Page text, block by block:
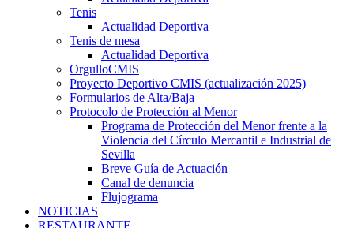
Tenis
Actualidad Deportiva
Tenis de mesa
Actualidad Deportiva
OrgulloCMIS
Proyecto Deportivo CMIS (actualización 2025)
Formularios de Alta/Baja
Protocolo de Protección al Menor
Programa de Protección del Menor frente a la
Violencia del Círculo Mercantil e Industrial de
Sevilla
Breve Guía de Actuación
Canal de denuncia
Flujograma
NOTICIAS